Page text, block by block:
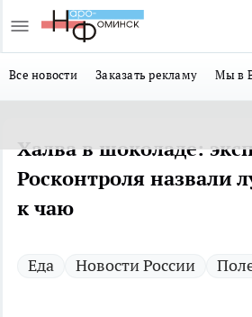
Все новости Заказать рекламу Мы в
Халва в шоколаде:
Росконтроля назвали
к чаю
Еда Новости России